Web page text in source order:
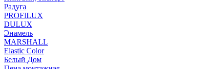
Радуга
PROFILUX
DULUX
Энамель
MARSHALL
Elastic Color
Белый Дом